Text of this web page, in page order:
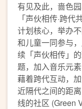
有见及此，啬色
「声伙相传·跨
计划核心，举办
和儿童一同参与
续「声伙相传」
题，加入音乐元
藉着跨代互动，
近隔代之间的距
线的社区 (Green